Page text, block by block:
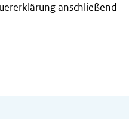
anschließend
einem